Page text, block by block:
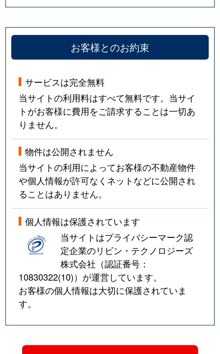
お客様とのお約束
サービスは完全無料
当サイトの利用料はすべて無料です。当サイ
トがお客様に費用をご請求することは一切あ
りません。
物件は公開されません
当サイトの利用によってお客様の不動産物件
や個人情報が許可なくネットなどに公開され
ることはありません。
個人情報は保護されています
当サイトはプライバシーマーク認
定企業のリビン・テクノロジーズ
株式会社（認証番号：
10830322(10)）が運営しています。
お客様の個人情報は大切に保護されていま
す。